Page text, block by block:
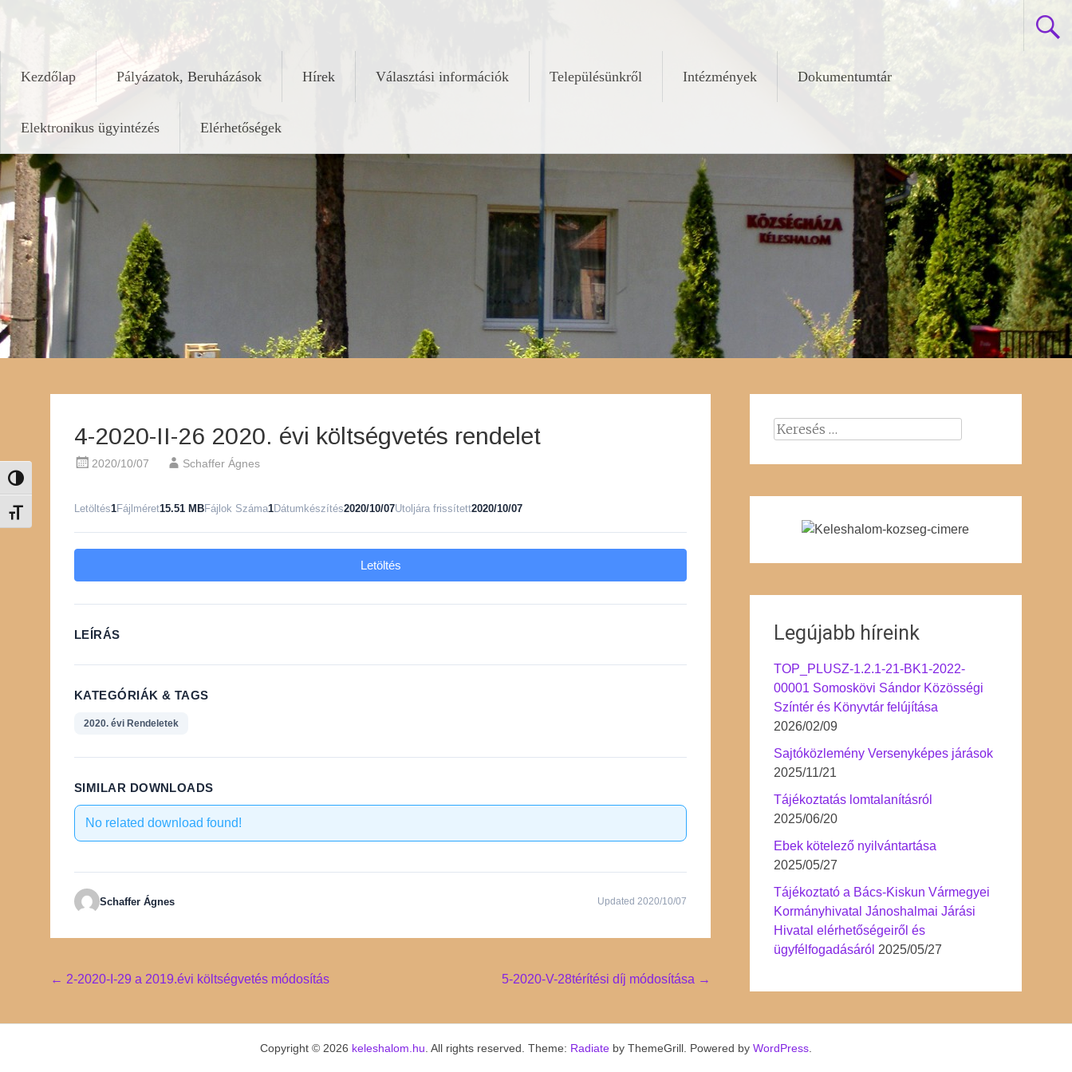
Nagy kontraszt váltása
Betűméret váltása
Kezdőlap Pályázatok, Beruházások Hírek Választási információk Településünkről Intézmények Dokumentumtár
Elektronikus ügyintézés Elérhetőségek
4-2020-II-26 2020. évi költségvetés rendelet
2020/10/07 Schaffer Ágnes
Letöltés1Fájlméret15.51 MBFájlok Száma1Dátumkészítés2020/10/07Utoljára frissített2020/10/07
Letöltés
LEÍRÁS
KATEGÓRIÁK & TAGS
2020. évi Rendeletek
SIMILAR DOWNLOADS
No related download found!
Schaffer Ágnes Updated 2020/10/07
Post
← 2-2020-I-29 a 2019.évi költségvetés módosítás 5-2020-V-28térítési díj módosítása →
Keresés:
Legújabb híreink
TOP_PLUSZ-1.2.1-21-BK1-2022-
00001 Somoskövi Sándor Közösségi
Színtér és Könyvtár felújítása
2026/02/09
Sajtóközlemény Versenyképes járások
2025/11/21
Tájékoztatás lomtalanításról
2025/06/20
Ebek kötelező nyilvántartása
2025/05/27
Tájékoztató a Bács-Kiskun Vármegyei
Kormányhivatal Jánoshalmai Járási
Hivatal elérhetőségeiről és
ügyfélfogadásáról 2025/05/27
Copyright © 2026 keleshalom.hu . All rights reserved. Theme: Radiate by ThemeGrill. Powered by WordPress